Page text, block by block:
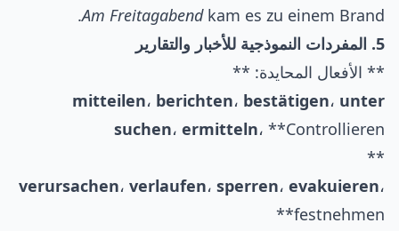
Am Freitagabendkam es zu einem Brand.
5. المفردات النموذجية للأخبار والتقارير
** الأفعال المحايدة: **
mitteilen، berichten، bestätigen، unter
suchen، ermitteln، **Controllieren
**
verursachen، verlaufen، sperren، evakuieren،
**festnehmen